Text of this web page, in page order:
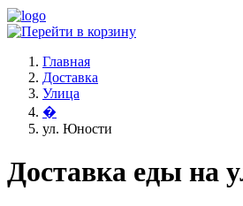
Главная
Доставка
Улица
�
ул. Юности
Доставка еды на